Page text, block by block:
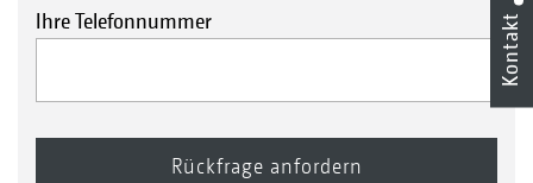
Ihre Telefonnummer Kontakt